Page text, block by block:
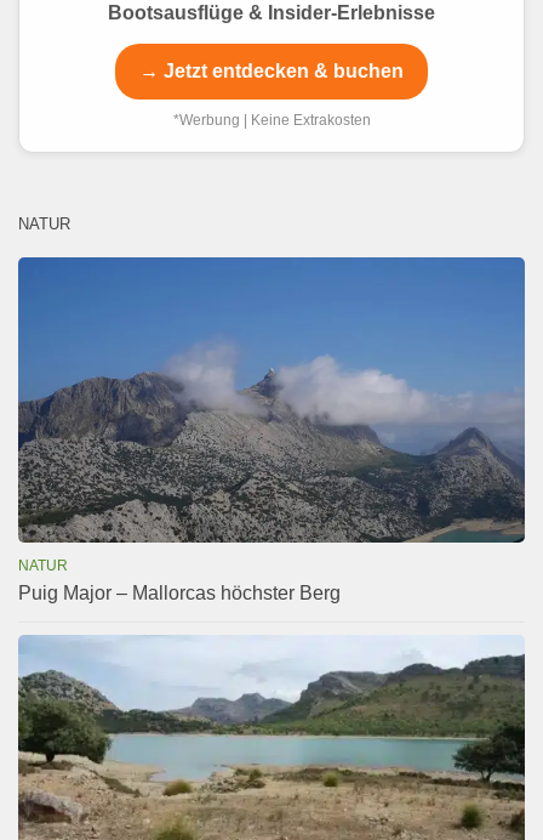
Bootsausflüge & Insider-Erlebnisse
→ Jetzt entdecken & buchen
*Werbung | Keine Extrakosten
NATUR
NATUR
Puig Major – Mallorcas höchster Berg